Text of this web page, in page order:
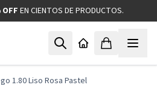
OFF EN CIENTOS DE PRODUCTOS.
1.80 Liso Rosa Pastel